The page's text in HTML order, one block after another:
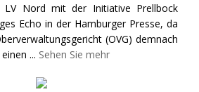
LV Nord mit der Initiative Prellbock
Echo in der Hamburger Presse, da
(OVG) demnach
... Sehen Sie mehr